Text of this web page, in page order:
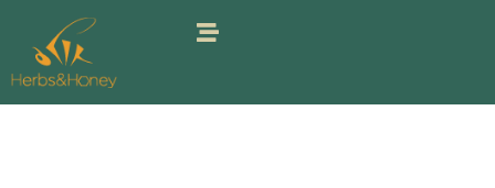
sadržaj